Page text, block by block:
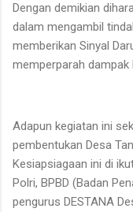
Dengan demikian
dalam mengambil
memberikan Sinyal
memperparah dampak
Adapun kegiatan ini
pembentukan Desa
Kesiapsiagaan ini di
Polri, BPBD (Badan
pengurus DESTANA